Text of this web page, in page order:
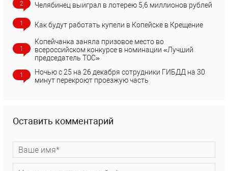
2 Челябинец выиграл в лотерею 5,6 миллионов рублей
1 Как будут работать купели в Копейске в Крещение
1
Копейчанка заняла призовое место во
всероссийском конкурсе в номинации «Лучший
председатель ТОС»
1
Ночью с 25 на 26 декабря сотрудники ГИБДД на 30
минут перекроют проезжую часть
Оставить комментарий